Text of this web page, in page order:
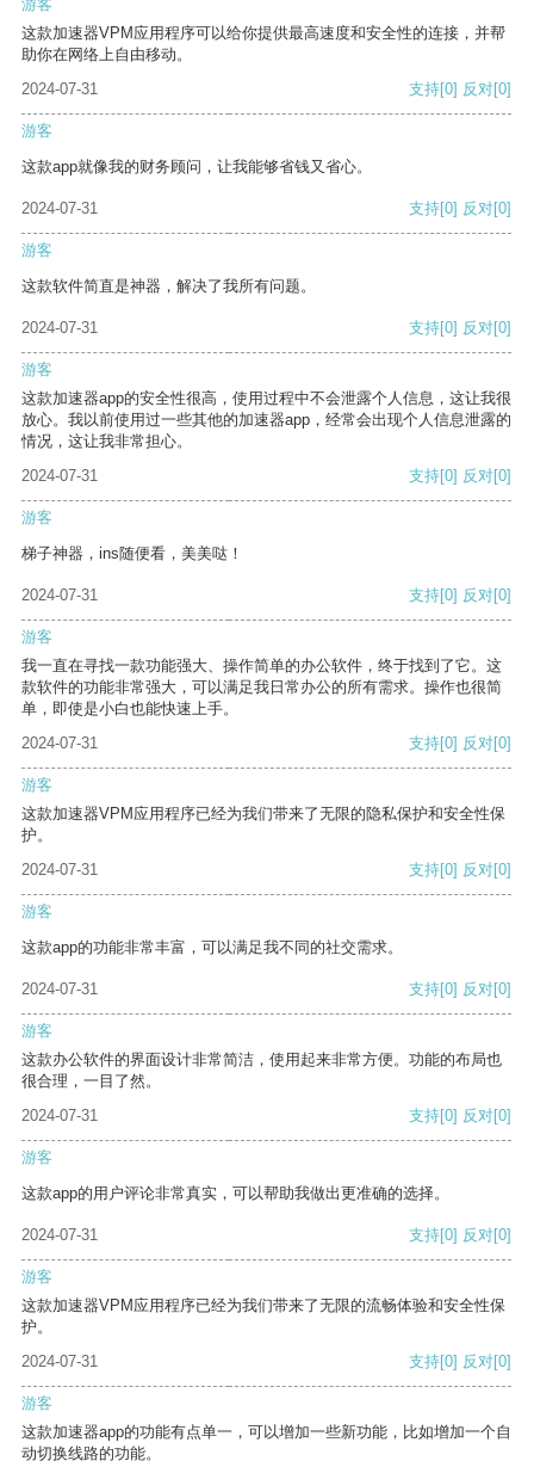
游客
这款加速器VPM应用程序可以给你提供最高速度和安全性的连接，并帮
助你在网络上自由移动。
2024-07-31
支持[0] 反对[0]
游客
这款app就像我的财务顾问，让我能够省钱又省心。
2024-07-31 支持[0] 反对[0]
游客
这款软件简直是神器，解决了我所有问题。
2024-07-31 支持[0] 反对[0]
游客
这款加速器app的安全性很高，使用过程中不会泄露个人信息，这让我很
放心。我以前使用过一些其他的加速器app，经常会出现个人信息泄露的
情况，这让我非常担心。
2024-07-31
支持[0] 反对[0]
游客
梯子神器，ins随便看，美美哒！
2024-07-31 支持[0] 反对[0]
游客
我一直在寻找一款功能强大、操作简单的办公软件，终于找到了它。这
款软件的功能非常强大，可以满足我日常办公的所有需求。操作也很简
单，即使是小白也能快速上手。
2024-07-31
支持[0] 反对[0]
游客
这款加速器VPM应用程序已经为我们带来了无限的隐私保护和安全性保
护。
2024-07-31
支持[0] 反对[0]
游客
这款app的功能非常丰富，可以满足我不同的社交需求。
2024-07-31 支持[0] 反对[0]
游客
这款办公软件的界面设计非常简洁，使用起来非常方便。功能的布局也
很合理，一目了然。
2024-07-31
支持[0] 反对[0]
游客
这款app的用户评论非常真实，可以帮助我做出更准确的选择。
2024-07-31 支持[0] 反对[0]
游客
这款加速器VPM应用程序已经为我们带来了无限的流畅体验和安全性保
护。
2024-07-31
支持[0] 反对[0]
游客
这款加速器app的功能有点单一，可以增加一些新功能，比如增加一个自
动切换线路的功能。